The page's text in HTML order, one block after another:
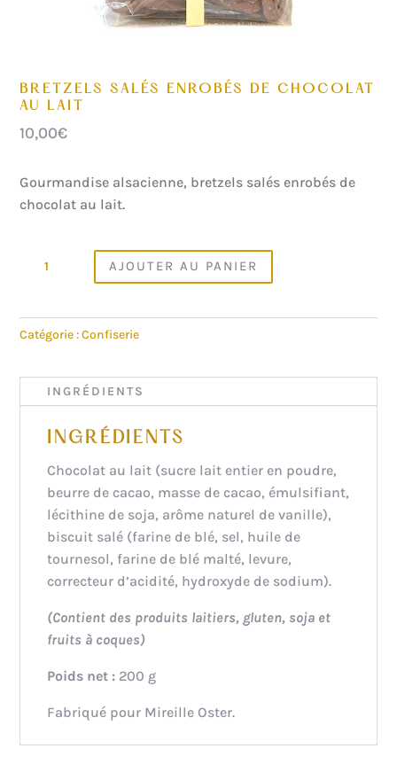
BRETZELS SALÉS ENROBÉS DE CHOCOLAT
AU LAIT
10,00€
Gourmandise alsacienne, bretzels salés enrobés de
chocolat au lait.
SALÉS
ENROBÉS
CHOCOLAT
AU
AJOUTER AU PANIER
Catégorie :Confiserie
INGRÉDIENTS
INGRÉDIENTS
Chocolat au lait (sucre lait entier en poudre,
beurre de cacao, masse de cacao, émulsifiant,
lécithine de soja, arôme naturel de vanille),
biscuit salé (farine de blé, sel, huile de
tournesol, farine de blé malté, levure,
correcteur d’acidité, hydroxyde de sodium).
(Contient des produits laitiers, gluten, soja et
fruits à coques)
Poids net : 200 g
Fabriqué pour Mireille Oster.